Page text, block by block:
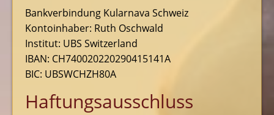
Bankverbindung Kularnava Schweiz
Kontoinhaber: Ruth Oschwald
Institut: UBS Switzerland
IBAN: CH740020220290415141A
BIC: UBSWCHZH80A
Haftungsausschluss